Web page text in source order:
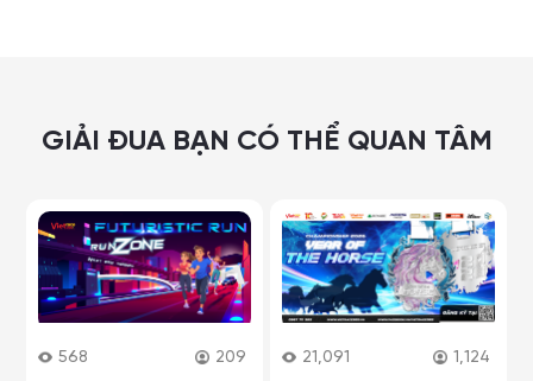
GIẢI ĐUA BẠN CÓ THỂ QUAN TÂM
568 209 21,091 1,124